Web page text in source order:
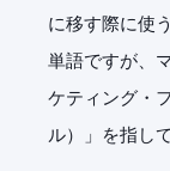
に移す際に使
単語ですが、
ケティング・
ル）」を指し